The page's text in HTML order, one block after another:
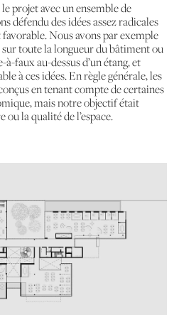
projet avec un ensemble de
défendu des idées assez radicales
Nous avons par exemple
toute la longueur du bâtiment ou
faux au-dessus d’un étang, et
à ces idées. En règle générale, les
en tenant compte de certaines
mais notre objectif était
ou la qualité de l’espace.